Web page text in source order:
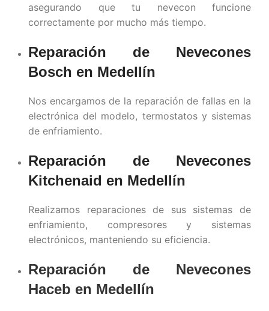
asegurando que tu nevecon funcione
correctamente por mucho más tiempo.
Reparación de Nevecones
Bosch en Medellín
Nos encargamos de la reparación de fallas en la
electrónica del modelo, termostatos y sistemas
de enfriamiento.
Reparación de Nevecones
Kitchenaid en Medellín
Realizamos reparaciones de sus sistemas de
enfriamiento, compresores y sistemas
electrónicos, manteniendo su eficiencia.
Reparación de Nevecones
Haceb en Medellín